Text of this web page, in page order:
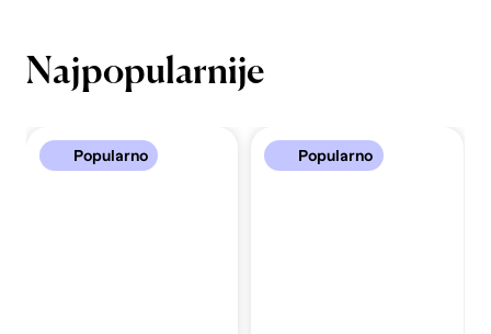
Najpopularnije
Popularno Popularno